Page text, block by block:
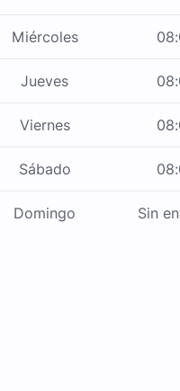
Miércoles
Jueves
Viernes
Sábado
Domingo Sin